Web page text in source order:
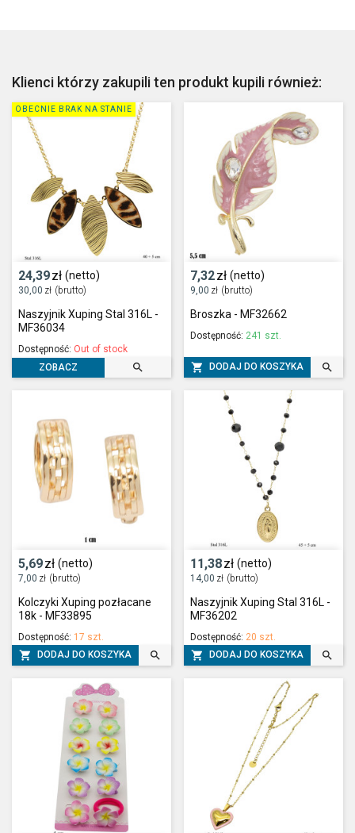
Klienci którzy zakupili ten produkt kupili również:
24,39zł (netto)
30,00 zł (brutto)
Naszyjnik Xuping Stal 316L -
MF36034
Dostępność: Out of stock
ZOBACZ

OBECNIE BRAK NA STANIE
7,32zł (netto)
9,00 zł (brutto)
Broszka - MF32662
Dostępność: 241 szt.
 DODAJ DO KOSZYKA 
5,69zł (netto)
7,00 zł (brutto)
Kolczyki Xuping pozłacane
18k - MF33895
Dostępność: 17 szt.
 DODAJ DO KOSZYKA 
11,38zł (netto)
14,00 zł (brutto)
Naszyjnik Xuping Stal 316L -
MF36202
Dostępność: 20 szt.
 DODAJ DO KOSZYKA 